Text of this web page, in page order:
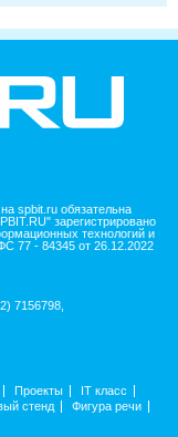
spbit.ru обязательна
зарегистрировано
технологий и
77 - 84345 от 26.12.2022
7156798,
Проекты
IT класс
стенд
Фигура речи